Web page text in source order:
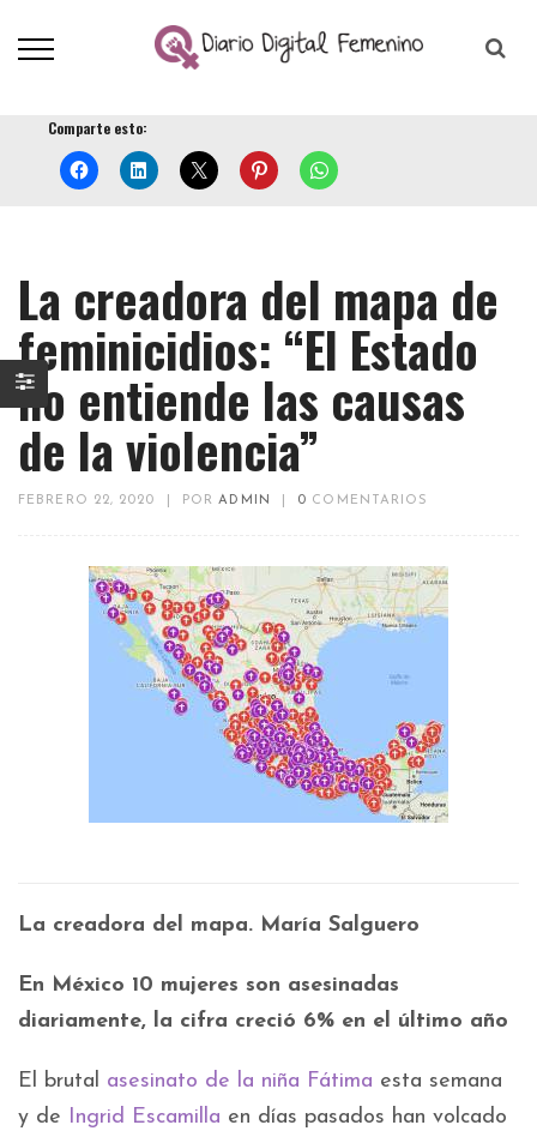
Comparte esto:
La creadora del mapa de
feminicidios: “El Estado
no entiende las causas
de la violencia”
FEBRERO 22, 2020 PORADMIN 0 COMENTARIOS
La creadora del mapa. María Salguero
En México 10 mujeres son asesinadas
diariamente, la cifra creció 6% en el último año
El brutal asesinato de la niña Fátima esta semana
y de Ingrid Escamilla en días pasados han volcado